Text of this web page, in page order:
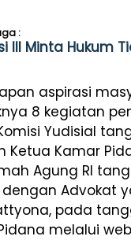
:
III Minta Hukum
aspirasi
8 kegiatan
Yudisial
Ketua Kamar
Agung RI
dengan Advokat
pada
melalui